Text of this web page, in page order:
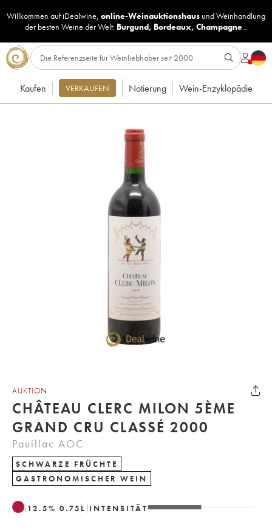
Willkommen auf iDealwine, online-Weinauktionshaus undWeinhandlung
der besten Weine der Welt: Burgund, Bordeaux, Champagne...
Kaufen VERKAUFEN Notierung Wein-Enzyklopädie
AUKTION
CHÂTEAU CLERC MILON 5ÈME
GRAND CRU CLASSÉ 2000
Pauillac AOC
SCHWARZE FRÜCHTE
GASTRONOMISCHER WEIN
12.5% 0.75 L INTENSITÄT